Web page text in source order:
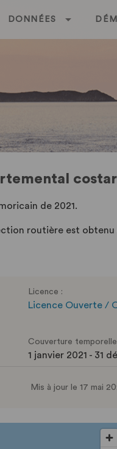
DONNÉES
de 2021.
routière est
Licence :
Licence Ouverte /
Couverture temporelle
1 janvier 2021 - 31
Mis à jour le 17 mai